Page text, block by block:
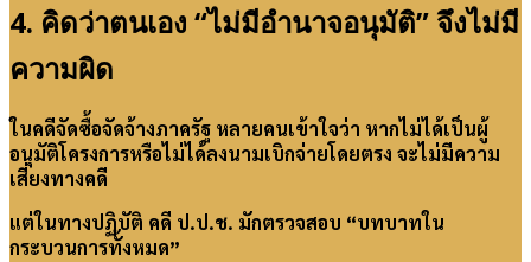
4. คิดว่าตนเอง “ไม่มีอำนาจอนุมัติ” จึงไม่มี
ความผิด
ในคดีจัดซื้อจัดจ้างภาครัฐ หลายคนเข้าใจว่า หากไม่ได้เป็นผู้
อนุมัติโครงการหรือไม่ได้ลงนามเบิกจ่ายโดยตรง จะไม่มีความ
เสี่ยงทางคดี
แต่ในทางปฏิบัติ คดี ป.ป.ช. มักตรวจสอบ “บทบาทใน
กระบวนการทั้งหมด”